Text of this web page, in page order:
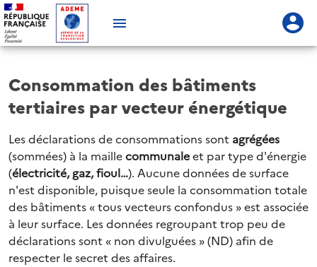
Consommation des bâtiments
tertiaires par vecteur énergétique
Les déclarations de consommations sont agrégées
(sommées) à la maillecommunaleet par type d'énergie
(électricité, gaz, fioul…). Aucune données de surface
n'est disponible, puisque seule la consommation totale
des bâtiments « tous vecteurs confondus » est associée
à leur surface. Les données regroupant trop peu de
déclarations sont « non divulguées » (ND) afin de
respecter le secret des affaires.